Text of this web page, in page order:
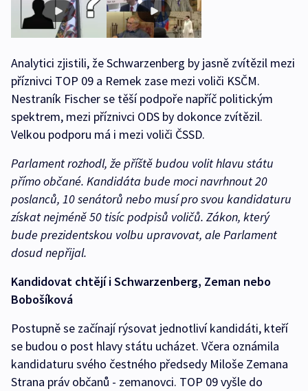
Analytici zjistili, že Schwarzenberg by jasně zvítězil mezi
příznivci TOP 09 a Remek zase mezi voliči KSČM.
Nestraník Fischer se těší podpoře napříč politickým
spektrem, mezi příznivci ODS by dokonce zvítězil.
Velkou podporu má i mezi voliči ČSSD.
Parlament rozhodl, že příště budou volit hlavu státu
přímo občané. Kandidáta bude moci navrhnout 20
poslanců, 10 senátorů nebo musí pro svou kandidaturu
získat nejméně 50 tisíc podpisů voličů. Zákon, který
bude prezidentskou volbu upravovat, ale Parlament
dosud nepřijal.
Kandidovat chtějí i Schwarzenberg, Zeman nebo
Bobošíková
Postupně se začínají rýsovat jednotliví kandidáti, kteří
se budou o post hlavy státu ucházet. Včera oznámila
kandidaturu svého čestného předsedy Miloše Zemana
Strana práv občanů - zemanovci. TOP 09 vyšle do